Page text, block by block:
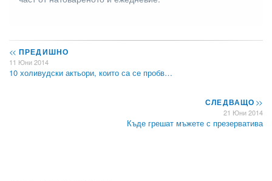
<< ПРЕДИШНО
11 Юни 2014
10 холивудски актьори, които са се пробв…
СЛЕДВАЩО>>
21 Юни 2014
Къде грешат мъжете с презерватива